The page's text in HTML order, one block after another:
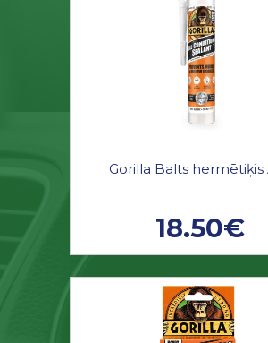
Gorilla Balts hermētiķis
18.50€